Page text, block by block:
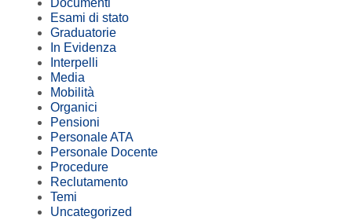
Documenti
Esami di stato
Graduatorie
In Evidenza
Interpelli
Media
Mobilità
Organici
Pensioni
Personale ATA
Personale Docente
Procedure
Reclutamento
Temi
Uncategorized